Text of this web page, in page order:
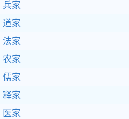
兵家
道家
法家
农家
儒家
释家
医家